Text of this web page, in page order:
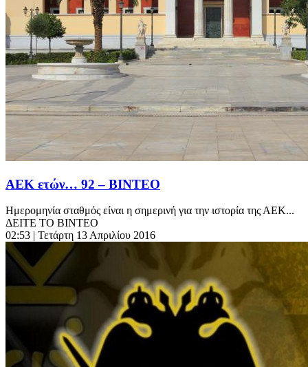
ΑΕΚ ετών… 92 – ΒΙΝΤΕΟ
Ημερομηνία σταθμός είναι η σημερινή για την ιστορία της ΑΕΚ...
ΔΕΙΤΕ ΤΟ ΒΙΝΤΕΟ
02:53 | Τετάρτη 13 Απριλίου 2016